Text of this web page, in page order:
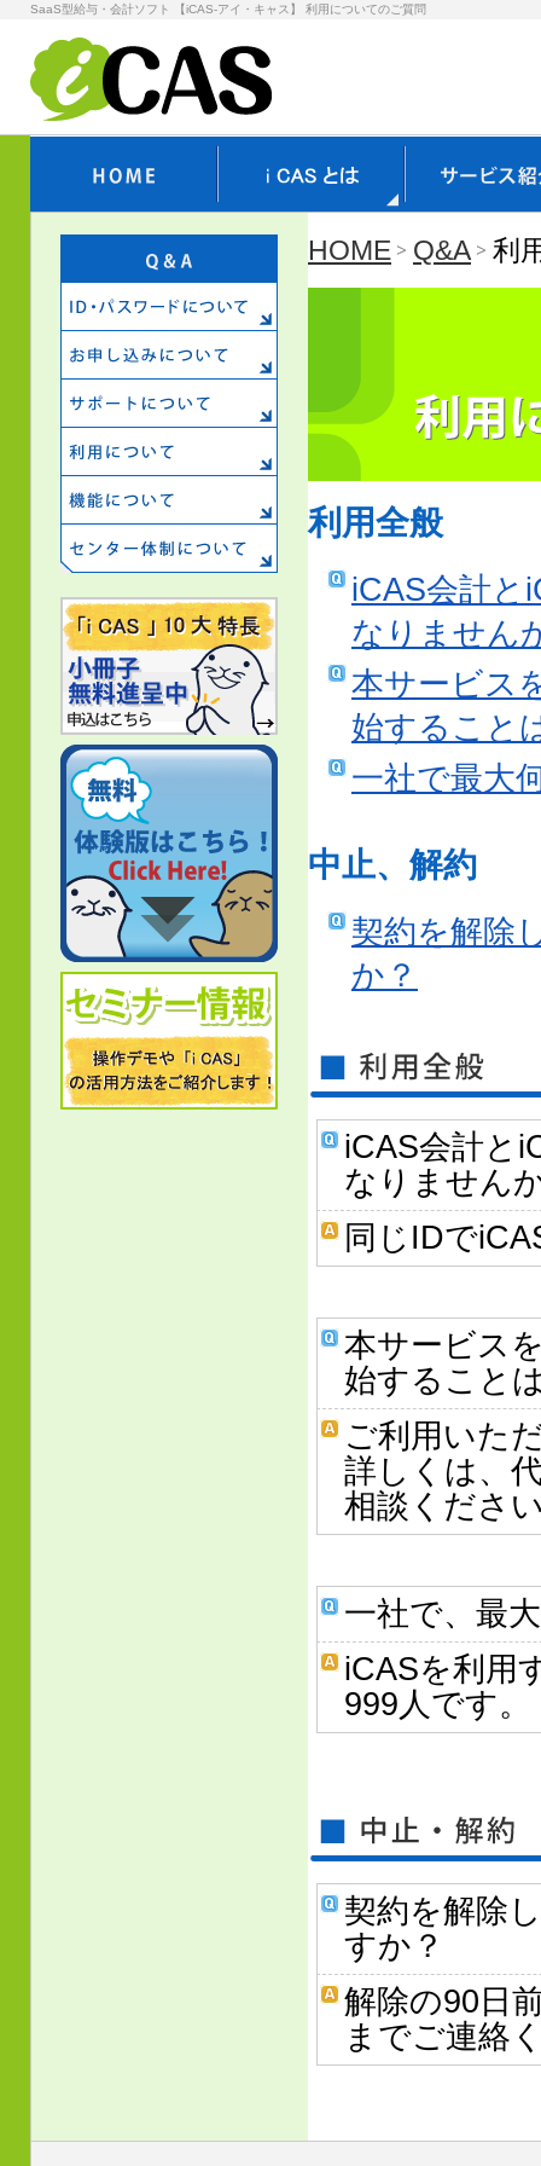
SaaS型給与・会計ソフト 【iCAS-アイ・キャス】 利用についてのご質問
HOME Q&A 利
利用全般
iCAS会計と
なりません
本サービス
始すること
一社で最大
中止、解約
契約を解除
か？
iCAS会計と
なりません
同じIDで
本サービス
始すること
ご利用いた
詳しくは、
相談くださ
一社で、最
iCASを利用
999人です。
契約を解除
すか？
解除の90日
までご連絡